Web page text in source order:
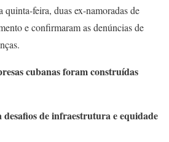
feira, duas ex-namoradas de
e confirmaram as denúncias de
cubanas foram construídas
desafios de infraestrutura e equidade